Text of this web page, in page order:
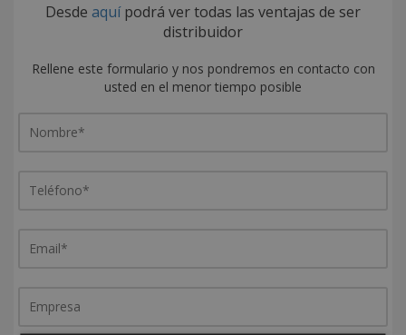
Desde aquípodrá ver todas las ventajas de ser
distribuidor
Rellene este formulario y nos pondremos en contacto con
usted en el menor tiempo posible